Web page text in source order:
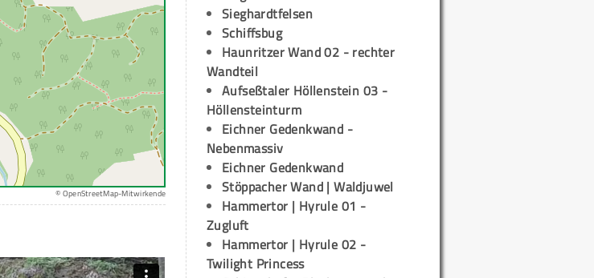
© OpenStreetMap-Mitwirkende
Sieghardtfelsen
Schiffsbug
Haunritzer Wand 02 - rechter
Wandteil
Aufseßtaler Höllenstein 03 -
Höllensteinturm
Eichner Gedenkwand -
Nebenmassiv
Eichner Gedenkwand
Stöppacher Wand | Waldjuwel
Hammertor | Hyrule 01 -
Zugluft
Hammertor | Hyrule 02 -
Twilight Princess